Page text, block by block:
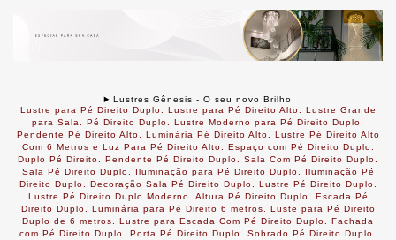
Lustres Gênesis - O seu novo Brilho
Lustre para Pé Direito Duplo. Lustre para Pé Direito Alto. Lustre Grande
para Sala. Pé Direito Duplo. Lustre Moderno para Pé Direito Duplo.
Pendente Pé Direito Alto. Luminária Pé Direito Alto. Lustre Pé Direito Alto
Com 6 Metros e Luz Para Pé Direito Alto. Espaço com Pé Direito Duplo.
Duplo Pé Direito. Pendente Pé Direito Duplo. Sala Com Pé Direito Duplo.
Sala Pé Direito Duplo. Iluminação para Pé Direito Duplo. Iluminação Pé
Direito Duplo. Decoração Sala Pé Direito Duplo. Lustre Pé Direito Duplo.
Lustre Pé Direito Duplo Moderno. Altura Pé Direito Duplo. Escada Pé
Direito Duplo. Luminária para Pé Direito 6 metros. Luste para Pé Direito
Duplo de 6 metros. Lustre para Escada Com Pé Direito Duplo. Fachada
com Pé Direito Duplo. Porta Pé Direito Duplo. Sobrado Pé Direito Duplo.